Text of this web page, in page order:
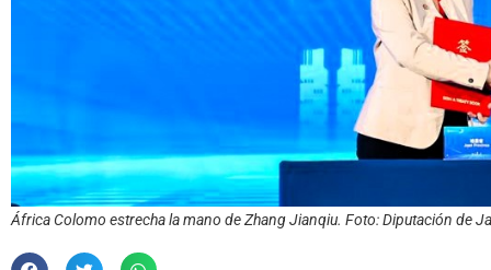
África Colomo estrecha la mano de Zhang Jianqiu. Foto: Diputación de